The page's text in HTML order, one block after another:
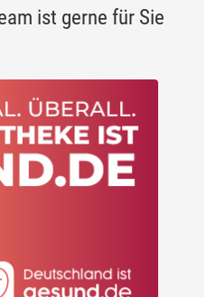
ist gerne für Sie